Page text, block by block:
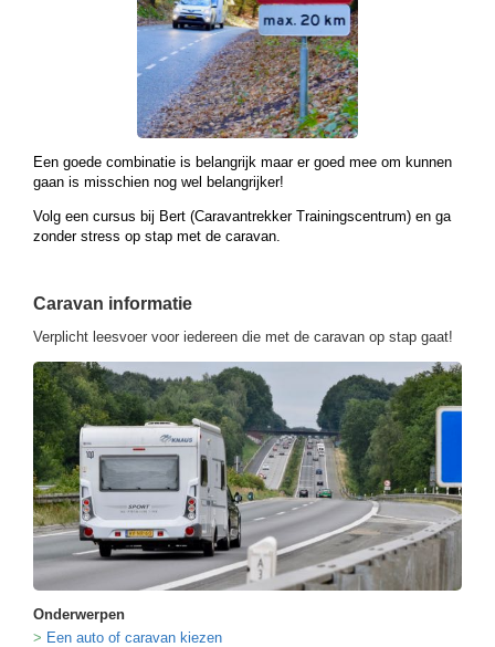
Een goede combinatie is belangrijk maar er goed mee om kunnen
gaan is misschien nog wel belangrijker!
Volg een cursus bij Bert (Caravantrekker Trainingscentrum) en ga
zonder stress op stap met de caravan.
Caravan informatie
Verplicht leesvoer voor iedereen die met de caravan op stap gaat!
Onderwerpen
Een auto of caravan kiezen